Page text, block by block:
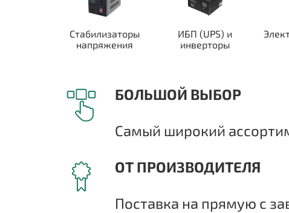
Стабилизаторы
напряжения
ИБП (UPS) и
инверторы
БОЛЬШОЙ ВЫБОР
Самый широкий
ОТ ПРОИЗВОДИТЕЛЯ
Поставка на прямую с